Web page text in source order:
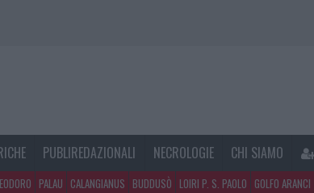
PUBLIREDAZIONALI NECROLOGIE CHI SIAMO
PALAU CALANGIANUS BUDDUSÒ LOIRI P. S. PAOLO GOLFO ARANCI